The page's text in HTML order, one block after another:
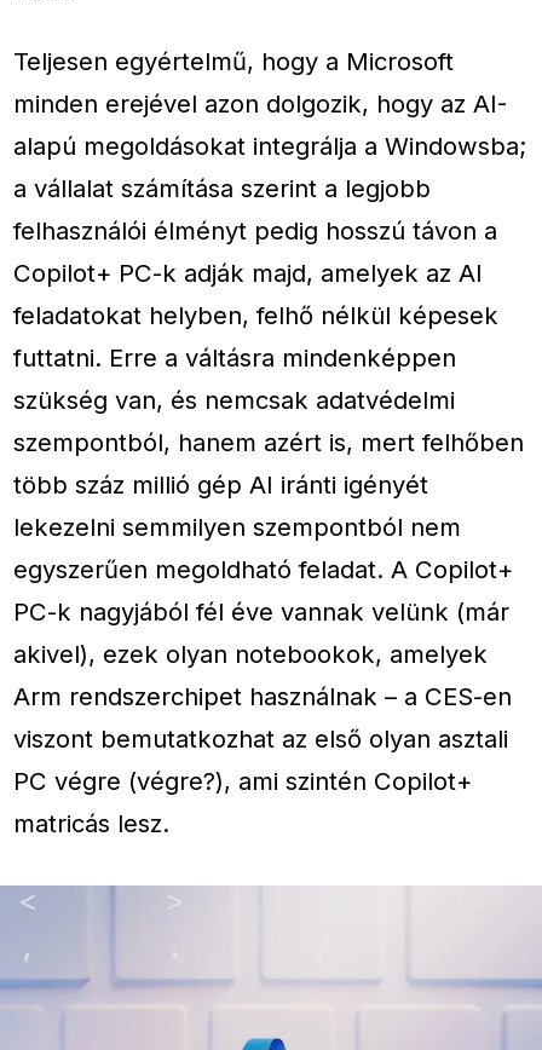
Teljesen egyértelmű, hogy a Microsoft
minden erejével azon dolgozik, hogy az AI-
alapú megoldásokat integrálja a Windowsba;
a vállalat számítása szerint a legjobb
felhasználói élményt pedig hosszú távon a
Copilot+ PC-k adják majd, amelyek az AI
feladatokat helyben, felhő nélkül képesek
futtatni. Erre a váltásra mindenképpen
szükség van, és nemcsak adatvédelmi
szempontból, hanem azért is, mert felhőben
több száz millió gép AI iránti igényét
lekezelni semmilyen szempontból nem
egyszerűen megoldható feladat. A Copilot+
PC-k nagyjából fél éve vannak velünk (már
akivel), ezek olyan notebookok, amelyek
Arm rendszerchipet használnak – a CES-en
viszont bemutatkozhat az első olyan asztali
PC végre (végre?), ami szintén Copilot+
matricás lesz.